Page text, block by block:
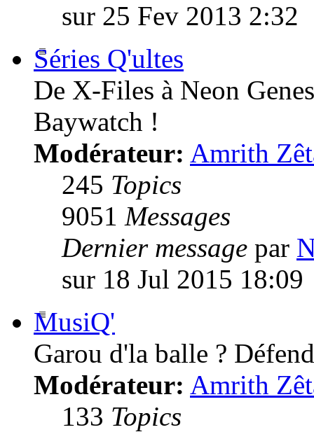
sur 25 Fev 2013 2:32
Séries Q'ultes
De X-Files à Neon
Baywatch !
Modérateur: Amrith
245 Topics
9051 Messages
Dernier message par
sur 18 Jul 2015 18:09
MusiQ'
Garou d'la balle ?
Modérateur: Amrith
133 Topics